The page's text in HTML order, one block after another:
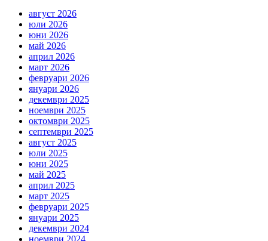
август 2026
юли 2026
юни 2026
май 2026
април 2026
март 2026
февруари 2026
януари 2026
декември 2025
ноември 2025
октомври 2025
септември 2025
август 2025
юли 2025
юни 2025
май 2025
април 2025
март 2025
февруари 2025
януари 2025
декември 2024
ноември 2024